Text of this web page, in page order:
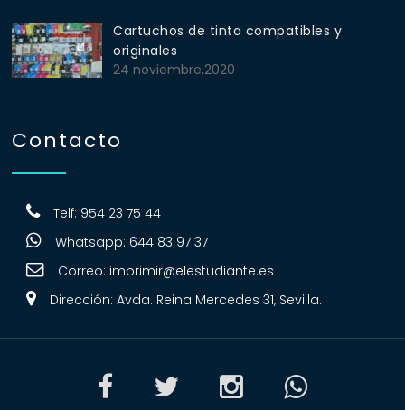
Cartuchos de tinta compatibles y
originales
24 noviembre,2020
Contacto
Telf: 954 23 75 44
Whatsapp: 644 83 97 37
Correo: imprimir@elestudiante.es
Dirección: Avda. Reina Mercedes 31, Sevilla.